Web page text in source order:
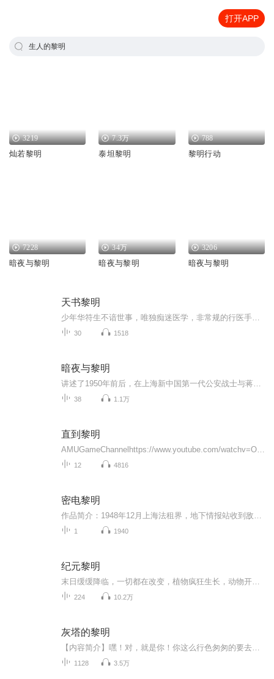
打开APP
生人的黎明
3219
灿若黎明
7.3万
泰坦黎明
788
黎明行动
7228
暗夜与黎明
34万
暗夜与黎明
3206
暗夜与黎明
天书黎明
30 1518
暗夜与黎明
38 1.1万
直到黎明
12 4816
密电黎明
1 1940
纪元黎明
224 10.2万
灰塔的黎明
1128 3.5万